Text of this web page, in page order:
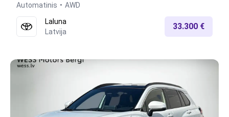
Automatinis
AWD
Laluna
Latvija
33.300 €